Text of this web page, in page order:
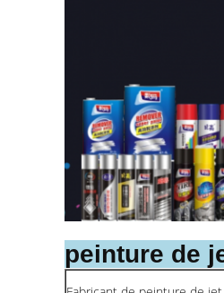
peinture de